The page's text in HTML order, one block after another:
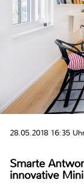
28.05.2018 16:35
Smarte
innovative